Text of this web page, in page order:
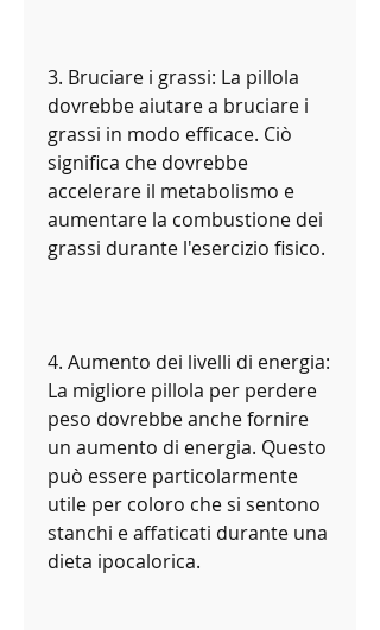
3. Bruciare i grassi: La pillola
dovrebbe aiutare a bruciare i
grassi in modo efficace. Ciò
significa che dovrebbe
accelerare il metabolismo e
aumentare la combustione dei
grassi durante l'esercizio fisico.
4. Aumento dei livelli di energia:
La migliore pillola per perdere
peso dovrebbe anche fornire
un aumento di energia. Questo
può essere particolarmente
utile per coloro che si sentono
stanchi e affaticati durante una
dieta ipocalorica.